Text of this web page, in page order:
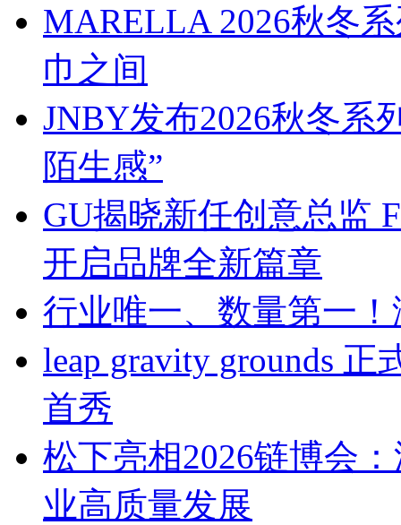
MARELLA 2026秋冬
巾之间
JNBY发布2026秋冬系
陌生感”
GU揭晓新任创意总监
开启品牌全新篇章
行业唯一、数量第一
leap gravity grounds
首秀
松下亮相2026链博会
业高质量发展